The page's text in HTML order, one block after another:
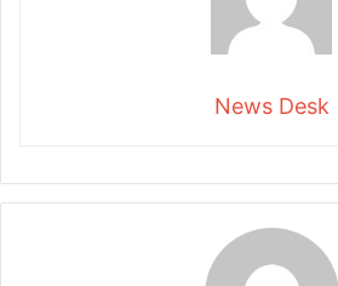
News Desk